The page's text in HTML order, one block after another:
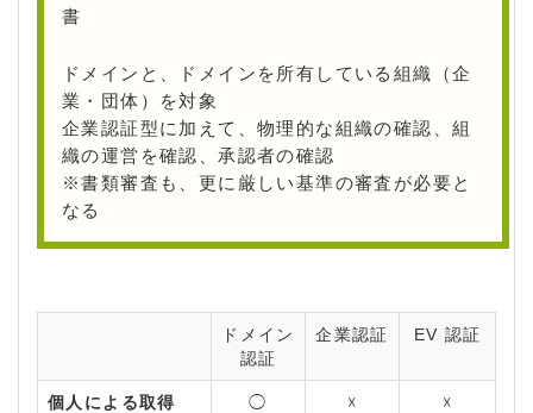
書
ドメインと、ドメインを所有している組織（企
業・団体）を対象
企業認証型に加えて、物理的な組織の確認、組
織の運営を確認、承認者の確認
※書類審査も、更に厳しい基準の審査が必要と
なる
ドメイン
認証
企業認証 EV 認証
個人による取得 ◯ ☓ ☓